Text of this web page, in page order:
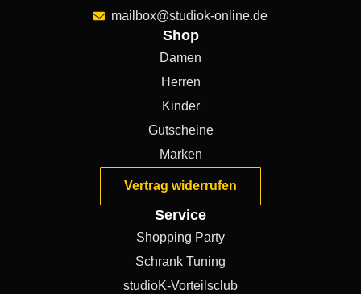
mailbox@studiok-online.de
Shop
Damen
Herren
Kinder
Gutscheine
Marken
Vertrag widerrufen
Service
Shopping Party
Schrank Tuning
studioK-Vorteilsclub